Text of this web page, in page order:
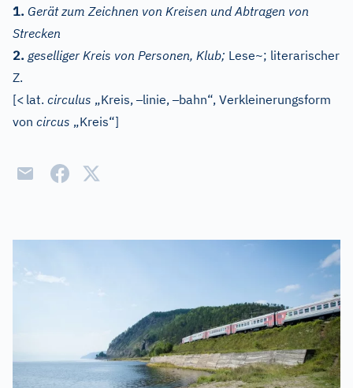
1. Gerät zum Zeichnen von Kreisen und Abtragen von
Strecken
2. geselliger Kreis von Personen, Klub; Lese~; literarischer
Z.
[< lat. circulus „Kreis,–linie,–bahn“, Verkleinerungsform
von circus „Kreis“]